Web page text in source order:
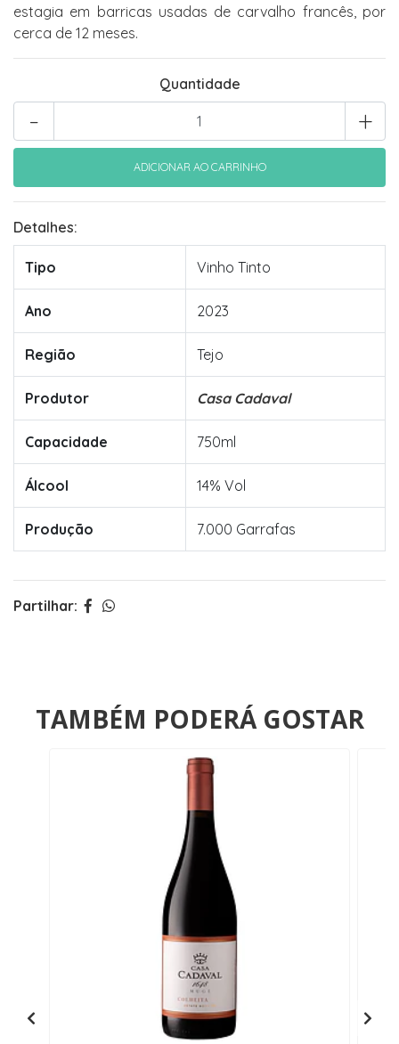
estagia em barricas usadas de carvalho francês, por
cerca de 12 meses.
Quantidade
+
-
Detalhes:
Tipo Vinho Tinto
Ano 2023
Região Tejo
Produtor Casa Cadaval
Capacidade 750ml
Álcool 14% Vol
Produção 7.000 Garrafas
Partilhar:
TAMBÉM PODERÁ GOSTAR